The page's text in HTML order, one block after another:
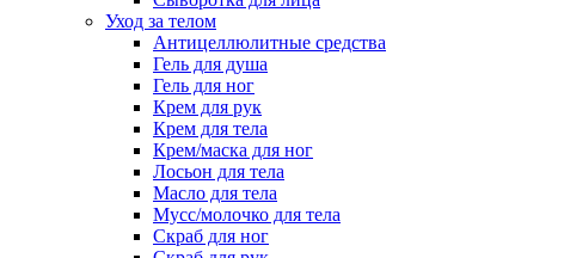
Уход за телом
Антицеллюлитные средства
Гель для душа
Гель для ног
Крем для рук
Крем для тела
Крем/маска для ног
Лосьон для тела
Масло для тела
Мусс/молочко для тела
Скраб для ног